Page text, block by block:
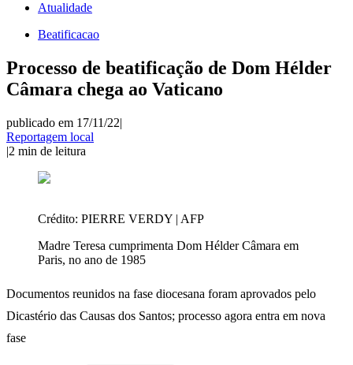
Atualidade
Beatificacao
Processo de beatificação de Dom Hélder
Câmara chega ao Vaticano
publicado em 17/11/22|
Reportagem local
|2 min de leitura
Crédito: PIERRE VERDY | AFP
Madre Teresa cumprimenta Dom Hélder Câmara em
Paris, no ano de 1985
Documentos reunidos na fase diocesana foram aprovados pelo
Dicastério das Causas dos Santos; processo agora entra em nova
fase